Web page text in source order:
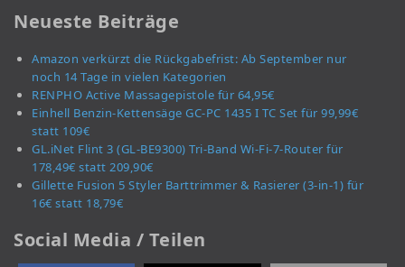
Neueste Beiträge
Amazon verkürzt die Rückgabefrist: Ab September nur
noch 14 Tage in vielen Kategorien
RENPHO Active Massagepistole für 64,95€
Einhell Benzin-Kettensäge GC-PC 1435 I TC Set für 99,99€
statt 109€
GL.iNet Flint 3 (GL-BE9300) Tri-Band Wi-Fi-7-Router für
178,49€ statt 209,90€
Gillette Fusion 5 Styler Barttrimmer & Rasierer (3-in-1) für
16€ statt 18,79€
Social Media / Teilen